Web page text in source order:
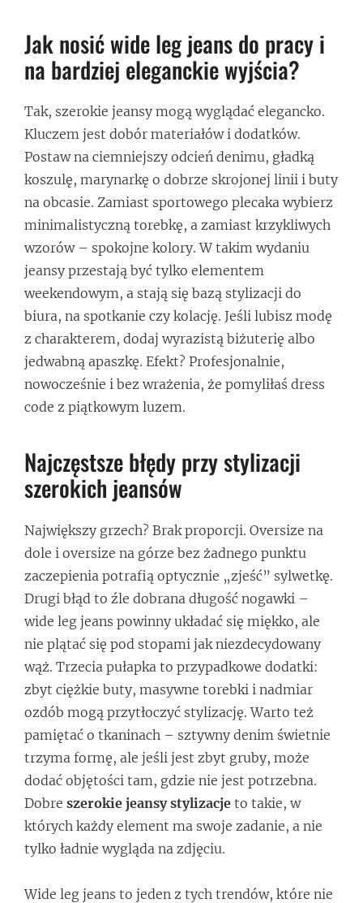
Jak nosić wide leg jeans do pracy i
na bardziej eleganckie wyjścia?
Tak, szerokie jeansy mogą wyglądać elegancko.
Kluczem jest dobór materiałów i dodatków.
Postaw na ciemniejszy odcień denimu, gładką
koszulę, marynarkę o dobrze skrojonej linii i buty
na obcasie. Zamiast sportowego plecaka wybierz
minimalistyczną torebkę, a zamiast krzykliwych
wzorów – spokojne kolory. W takim wydaniu
jeansy przestają być tylko elementem
weekendowym, a stają się bazą stylizacji do
biura, na spotkanie czy kolację. Jeśli lubisz modę
z charakterem, dodaj wyrazistą biżuterię albo
jedwabną apaszkę. Efekt? Profesjonalnie,
nowocześnie i bez wrażenia, że pomyliłaś dress
code z piątkowym luzem.
Najczęstsze błędy przy stylizacji
szerokich jeansów
Największy grzech? Brak proporcji. Oversize na
dole i oversize na górze bez żadnego punktu
zaczepienia potrafią optycznie „zjeść” sylwetkę.
Drugi błąd to źle dobrana długość nogawki –
wide leg jeans powinny układać się miękko, ale
nie plątać się pod stopami jak niezdecydowany
wąż. Trzecia pułapka to przypadkowe dodatki:
zbyt ciężkie buty, masywne torebki i nadmiar
ozdób mogą przytłoczyć stylizację. Warto też
pamiętać o tkaninach – sztywny denim świetnie
trzyma formę, ale jeśli jest zbyt gruby, może
dodać objętości tam, gdzie nie jest potrzebna.
Dobre szerokie jeansy stylizacje to takie, w
których każdy element ma swoje zadanie, a nie
tylko ładnie wygląda na zdjęciu.
Wide leg jeans to jeden z tych trendów, które nie